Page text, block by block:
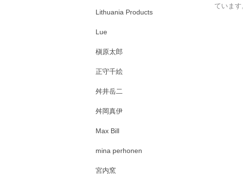
ていま
Lithuania Products
Lue
槇原太郎
正守千絵
舛井岳二
舛岡真伊
Max Bill
mina perhonen
宮内窯